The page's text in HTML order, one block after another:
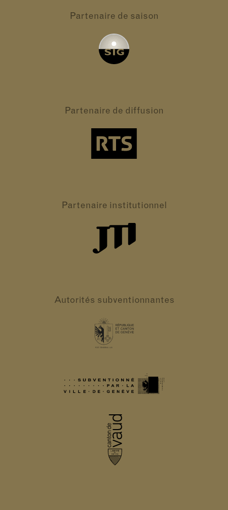
Partenaire de saison
Partenaire de diffusion
Partenaire institutionnel
Autorités subventionnantes